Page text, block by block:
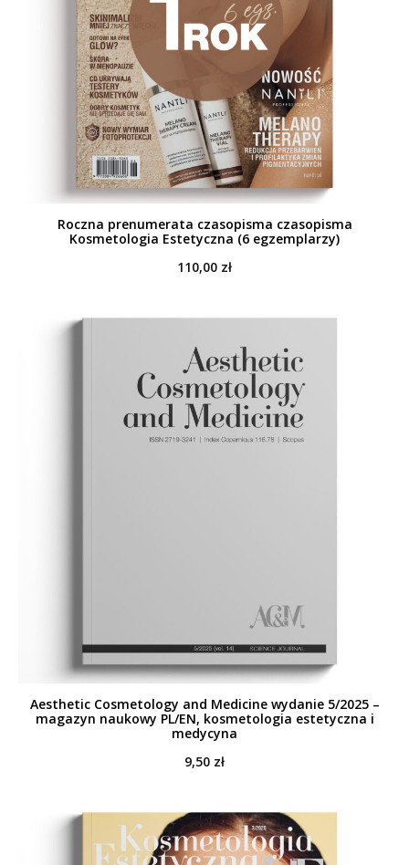
Roczna prenumerata czasopisma czasopisma
Kosmetologia Estetyczna (6 egzemplarzy)
110,00 zł
Aesthetic Cosmetology and Medicine wydanie 5/2025 –
magazyn naukowy PL/EN, kosmetologia estetyczna i
medycyna
9,50 zł